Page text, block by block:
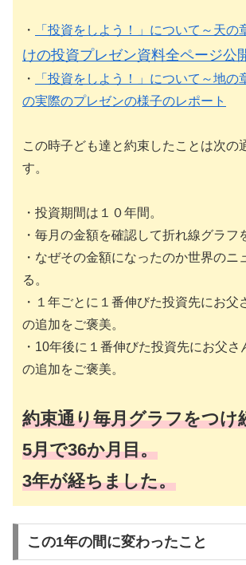
・ 「投資をしよう！」について～天の
けの投資プレゼン資料全ページ公
・
「投資をしよう！」について～地の
の実際のプレゼンの様子のレポート
この時子ども達と約束したことは次の
す。
・投資期間は１０年間。
・毎月の金額を確認して折れ線グラフ
・なぜその金額になったのか世界のニ
る。
・１年ごとに１番伸びた投資先にお父
の追加をご褒美。
・10年後に１番伸びた投資先にお父さ
の追加をご褒美。
約束通り毎月グラフをつけ
5月で36か月目。
3年が経ちました。
この1年の間に変わったこと